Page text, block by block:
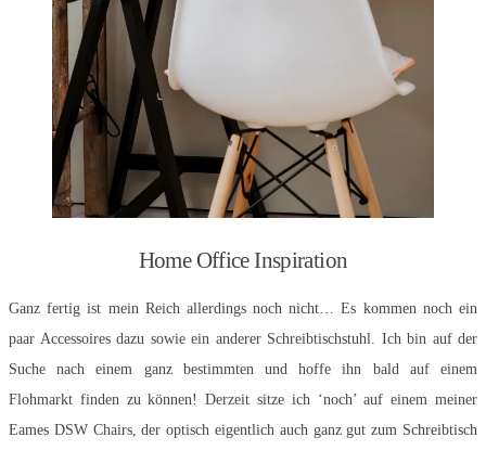
Home Office Inspiration
Ganz fertig ist mein Reich allerdings noch nicht… Es kommen noch ein
paar Accessoires dazu sowie ein anderer Schreibtischstuhl. Ich bin auf der
Suche nach einem ganz bestimmten und hoffe ihn bald auf einem
Flohmarkt finden zu können! Derzeit sitze ich ‘noch’ auf einem meiner
Eames DSW Chairs, der optisch eigentlich auch ganz gut zum Schreibtisch